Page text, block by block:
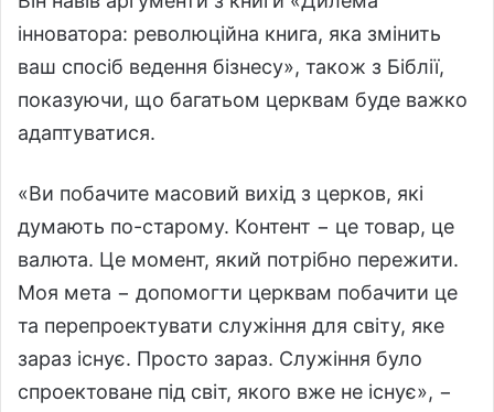
інноватора: революційна книга, яка змінить
ваш спосіб ведення бізнесу», також з Біблії,
показуючи, що багатьом церквам буде важко
адаптуватися.
«Ви побачите масовий вихід з церков, які
думають по-старому. Контент − це товар, це
валюта. Це момент, який потрібно пережити.
Моя мета − допомогти церквам побачити це
та перепроектувати служіння для світу, яке
зараз існує. Просто зараз. Служіння було
спроектоване під світ, якого вже не існує», −